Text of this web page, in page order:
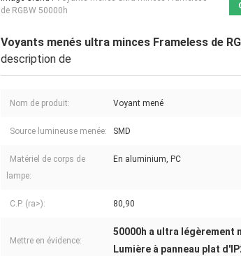
de RGBW 50000h
Voyants menés ultra minces Frameless de
description de
Nom de produit: Voyant mené
Source lumineuse menée: SMD
Matériel de corps de
lampe:
En aluminium, PC
C.P. (ra>): 80,90
Mettre en évidence:
50000h a ultra légèrement
Lumière à panneau plat